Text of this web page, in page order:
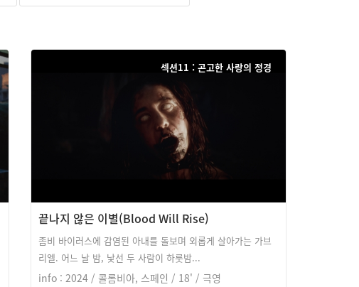
섹션11 : 곤고한 사랑의 정경
끝나지 않은 이별(Blood Will Rise)
좀비 바이러스에 감염된 아내를 돌보며 외롭게 살아가는 가브
리엘. 어느 날 밤, 낯선 두 사람이 하룻밤...
info : 2024 / 콜롬비아, 스페인 / 18' / 극영